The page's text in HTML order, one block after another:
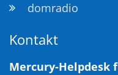
domradio
Kontakt
Mercury-Helpdesk